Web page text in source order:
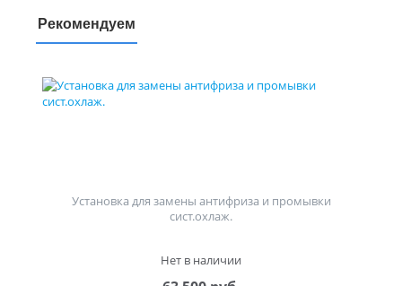
Рекомендуем
Установка для замены антифриза и промывки
сист.охлаж.
Нет в наличии